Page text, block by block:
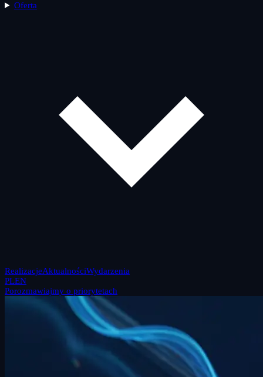
Oferta
RealizacjeAktualnościWydarzenia
PLEN
Porozmawiajmy o priorytetach